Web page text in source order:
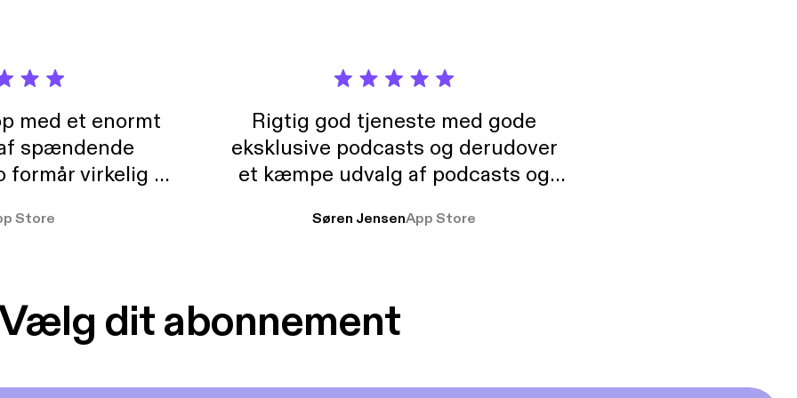
med et enormt
spændende
formår virkelig at
At der så også
Store
Rigtig god tjeneste med gode
eksklusive podcasts og derudover
et kæmpe udvalg af podcasts og
ikke andet så udelukkende pga
Søren JensenApp Store
dit abonnement